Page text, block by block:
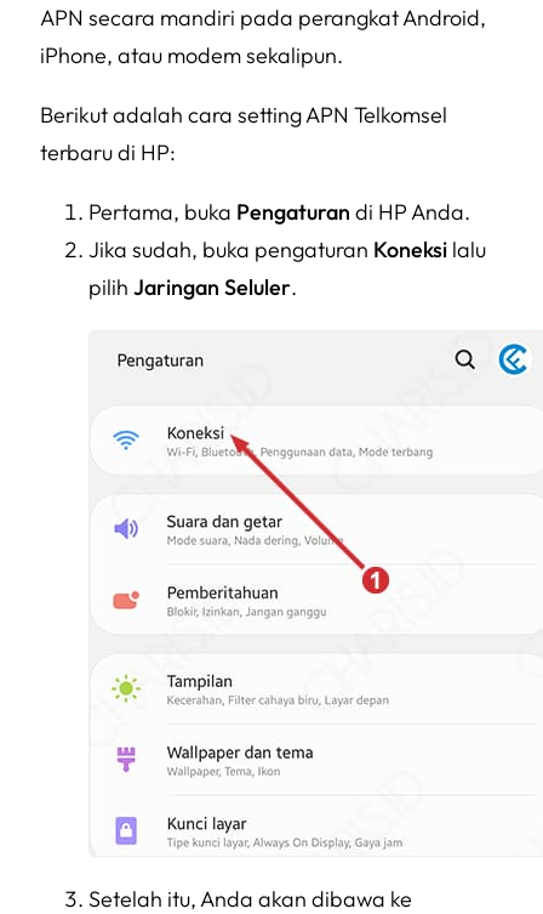
APN secara mandiri pada perangkat Android,
iPhone, atau modem sekalipun.
Berikut adalah cara setting APN Telkomsel
terbaru di HP:
Pertama, buka Pengaturan di HP Anda.
Jika sudah, buka pengaturan Koneksi lalu
pilih Jaringan Seluler.
Setelah itu, Anda akan dibawa ke